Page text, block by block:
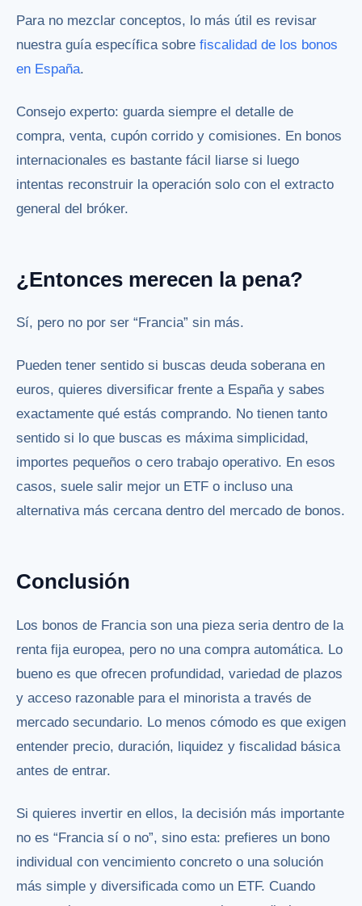
Para no mezclar conceptos, lo más útil es revisar
nuestra guía específica sobre fiscalidad de los bonos
en España.
Consejo experto: guarda siempre el detalle de
compra, venta, cupón corrido y comisiones. En bonos
internacionales es bastante fácil liarse si luego
intentas reconstruir la operación solo con el extracto
general del bróker.
¿Entonces merecen la pena?
Sí, pero no por ser “Francia” sin más.
Pueden tener sentido si buscas deuda soberana en
euros, quieres diversificar frente a España y sabes
exactamente qué estás comprando. No tienen tanto
sentido si lo que buscas es máxima simplicidad,
importes pequeños o cero trabajo operativo. En esos
casos, suele salir mejor un ETF o incluso una
alternativa más cercana dentro del mercado de bonos.
Conclusión
Los bonos de Francia son una pieza seria dentro de la
renta fija europea, pero no una compra automática. Lo
bueno es que ofrecen profundidad, variedad de plazos
y acceso razonable para el minorista a través de
mercado secundario. Lo menos cómodo es que exigen
entender precio, duración, liquidez y fiscalidad básica
antes de entrar.
Si quieres invertir en ellos, la decisión más importante
no es “Francia sí o no”, sino esta: prefieres un bono
individual con vencimiento concreto o una solución
más simple y diversificada como un ETF. Cuando